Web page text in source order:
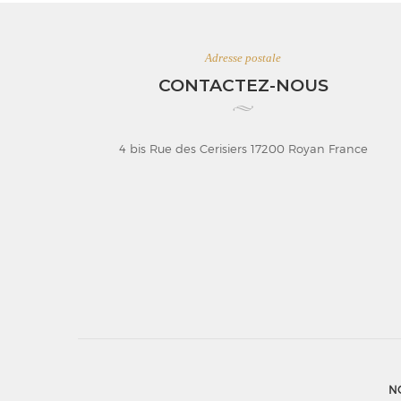
Adresse postale
CONTACTEZ-NOUS
4 bis Rue des Cerisiers 17200 Royan France